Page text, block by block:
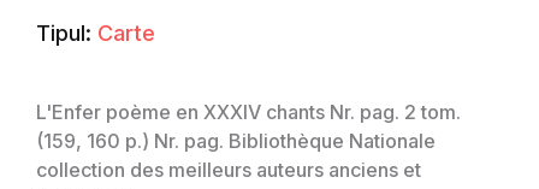
Tipul: Carte
L'Enfer poème en XXXIV chants Nr. pag. 2 tom.
(159, 160 p.) Nr. pag. Bibliothèque Nationale
collection des meilleurs auteurs anciens et